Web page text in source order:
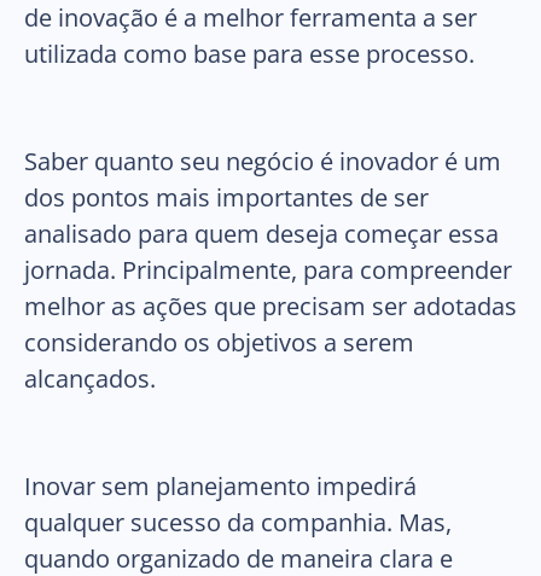
de inovação é a melhor ferramenta a ser
utilizada como base para esse processo.
Saber quanto seu negócio é inovador é um
dos pontos mais importantes de ser
analisado para quem deseja começar essa
jornada. Principalmente, para compreender
melhor as ações que precisam ser adotadas
considerando os objetivos a serem
alcançados.
Inovar sem planejamento impedirá
qualquer sucesso da companhia. Mas,
quando organizado de maneira clara e